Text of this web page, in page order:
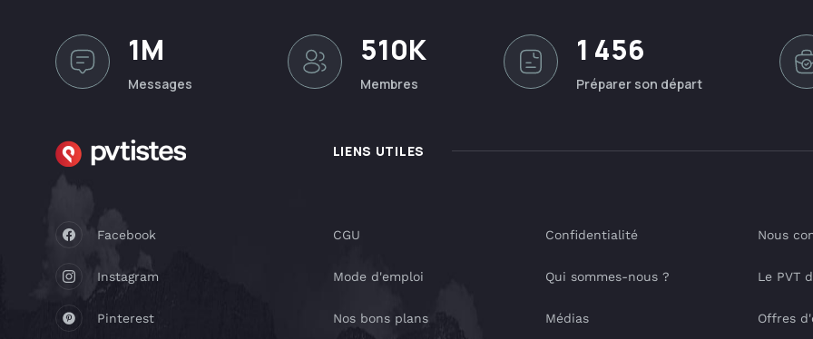
1M
Messages
510K
Membres
1 456
Préparer son départ
LIENS UTILES
Facebook
Instagram
Pinterest
CGU
Mode d'emploi
Nos bons plans
Confidentialité
Qui sommes-nous ?
Médias
Nous
Le PVT
Offres